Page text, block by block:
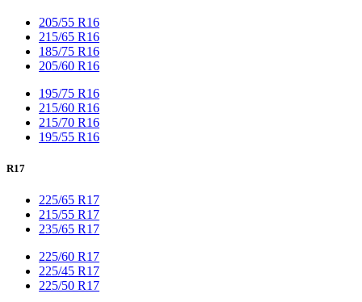
205/55 R16
215/65 R16
185/75 R16
205/60 R16
195/75 R16
215/60 R16
215/70 R16
195/55 R16
R17
225/65 R17
215/55 R17
235/65 R17
225/60 R17
225/45 R17
225/50 R17